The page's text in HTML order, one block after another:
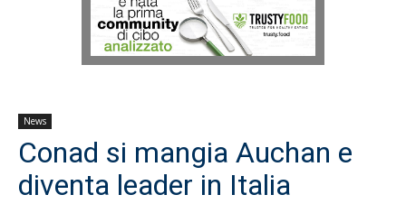
Salvagente
News
Conad si mangia Auchan e
diventa leader in Italia